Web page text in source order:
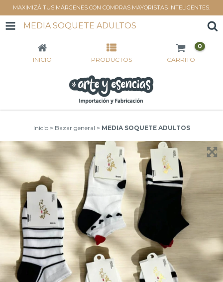
MAXIMIZÁ TUS MÁRGENES CON COMPRAS MAYORISTAS INTELIGENTES.
MEDIA SOQUETE ADULTOS
INICIO PRODUCTOS CARRITO
0
Inicio > Bazar general > MEDIA SOQUETE ADULTOS